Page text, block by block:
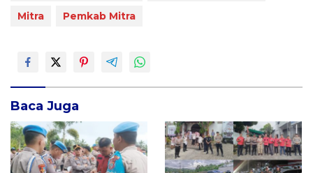
Mitra
Pemkab Mitra
Baca Juga